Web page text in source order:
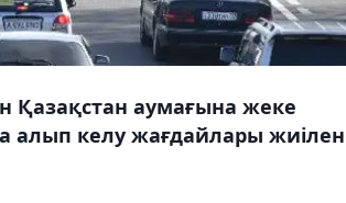
Қазақстан аумағына жеке
алып келу жағдайлары